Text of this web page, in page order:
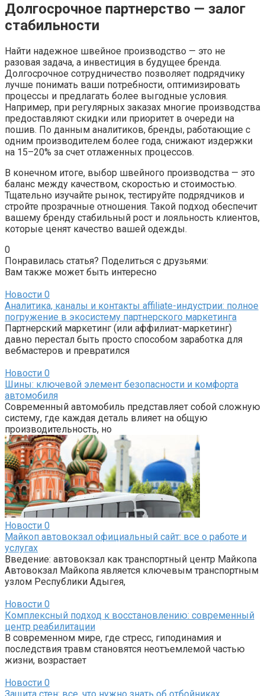
Долгосрочное партнерство — залог
стабильности
Найти надежное швейное производство — это не
разовая задача, а инвестиция в будущее бренда.
Долгосрочное сотрудничество позволяет подрядчику
лучше понимать ваши потребности, оптимизировать
процессы и предлагать более выгодные условия.
Например, при регулярных заказах многие производства
предоставляют скидки или приоритет в очереди на
пошив. По данным аналитиков, бренды, работающие с
одним производителем более года, снижают издержки
на 15–20% за счет отлаженных процессов.
В конечном итоге, выбор швейного производства — это
баланс между качеством, скоростью и стоимостью.
Тщательно изучайте рынок, тестируйте подрядчиков и
стройте прозрачные отношения. Такой подход обеспечит
вашему бренду стабильный рост и лояльность клиентов,
которые ценят качество вашей одежды.
0
Понравилась статья? Поделиться с друзьями:
Вам также может быть интересно
Новости 0
Аналитика, каналы и контакты affiliate-индустрии: полное
погружение в экосистему партнерского маркетинга
Партнерский маркетинг (или аффилиат-маркетинг)
давно перестал быть просто способом заработка для
вебмастеров и превратился
Новости 0
Шины: ключевой элемент безопасности и комфорта
автомобиля
Современный автомобиль представляет собой сложную
систему, где каждая деталь влияет на общую
производительность, но
Новости 0
Майкоп автовокзал официальный сайт: все о работе и
услугах
Введение: автовокзал как транспортный центр Майкопа
Автовокзал Майкопа является ключевым транспортным
узлом Республики Адыгея,
Новости 0
Комплексный подход к восстановлению: современный
центр реабилитации
В современном мире, где стресс, гиподинамия и
последствия травм становятся неотъемлемой частью
жизни, возрастает
Новости 0